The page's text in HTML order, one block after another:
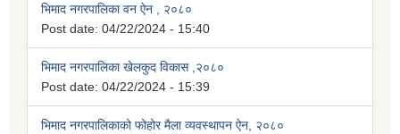
भिमाद नगरपालिका वन ऐन , २०८०
Post date: 04/22/2024 - 15:40
भिमाद नगरपालिका खेलकुद विकास ,२०८०
Post date: 04/22/2024 - 15:39
भिमाद नगरपालिकाको फोहोर मैला व्यवस्थापन ऐन, २०८०